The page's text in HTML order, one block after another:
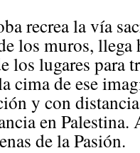
recrea la vía
los muros,
los lugares para
cima de ese
y con
en Palestina.
de la Pasión.